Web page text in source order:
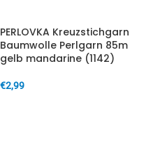
PERLOVKA Kreuzstichgarn
Baumwolle Perlgarn 85m
gelb mandarine (1142)
€2,99